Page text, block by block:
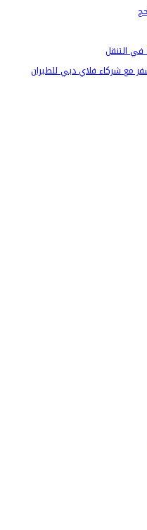
في التنقل
مع شركاء فلاي دبي للطيران